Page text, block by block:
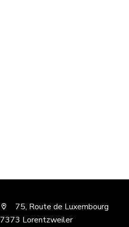
75, Route de Luxembourg
7373 Lorentzweiler